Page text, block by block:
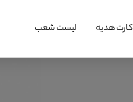
کارت هدیه لیست شعب